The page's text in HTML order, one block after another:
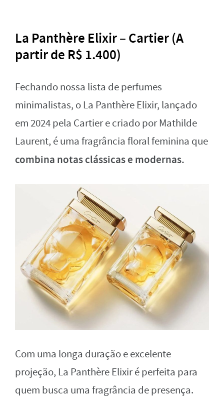
La Panthère Elixir – Cartier (A
partir de R$ 1.400)
Fechando nossa lista de perfumes
minimalistas, o La Panthère Elixir, lançado
em 2024 pela Cartier e criado por Mathilde
Laurent, é uma fragrância floral feminina que
combina notas clássicas e modernas.
Com uma longa duração e excelente
projeção, La Panthère Elixir é perfeita para
quem busca uma fragrância de presença.